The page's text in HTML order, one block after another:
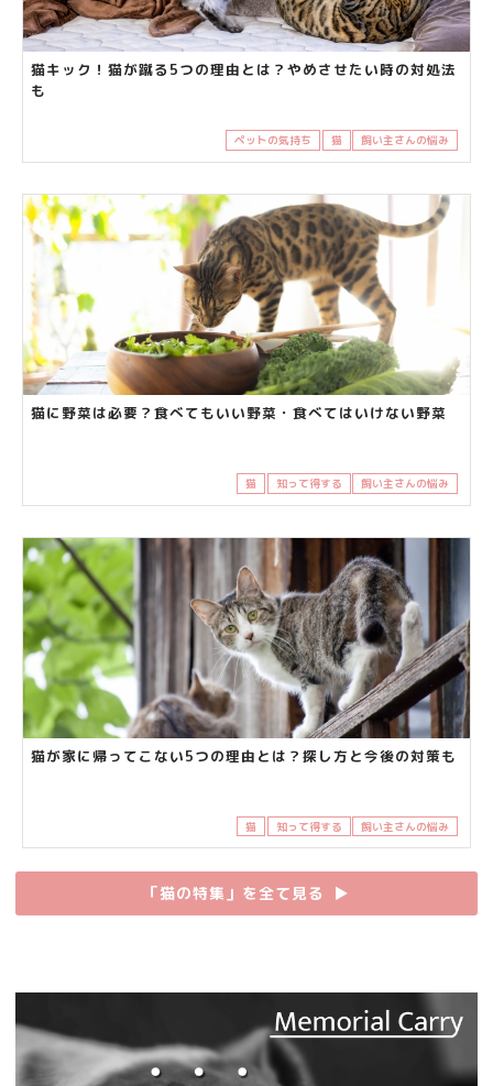
猫キック！猫が蹴る5つの理由とは？やめさせたい時の対処法
も
ペットの気持ち 猫 飼い主さんの悩み
猫に野菜は必要？食べてもいい野菜・食べてはいけない野菜
猫 知って得する 飼い主さんの悩み
猫が家に帰ってこない5つの理由とは？探し方と今後の対策も
猫 知って得する 飼い主さんの悩み
「猫の特集」を全て見る ▶︎